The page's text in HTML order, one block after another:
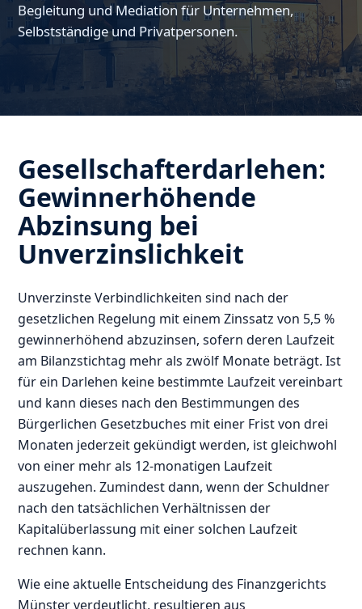
Begleitung und Mediation für Unternehmen,
Selbstständige und Privatpersonen.
Gesellschafterdarlehen:
Gewinnerhöhende
Abzinsung bei
Unverzinslichkeit
Unverzinste Verbindlichkeiten sind nach der
gesetzlichen Regelung mit einem Zinssatz von 5,5 %
gewinnerhöhend abzuzinsen, sofern deren Laufzeit
am Bilanzstichtag mehr als zwölf Monate beträgt. Ist
für ein Darlehen keine bestimmte Laufzeit vereinbart
und kann dieses nach den Bestimmungen des
Bürgerlichen Gesetzbuches mit einer Frist von drei
Monaten jederzeit gekündigt werden, ist gleichwohl
von einer mehr als 12-monatigen Laufzeit
auszugehen. Zumindest dann, wenn der Schuldner
nach den tatsächlichen Verhältnissen der
Kapitalüberlassung mit einer solchen Laufzeit
rechnen kann.
Wie eine aktuelle Entscheidung des Finanzgerichts
Münster verdeutlicht, resultieren aus